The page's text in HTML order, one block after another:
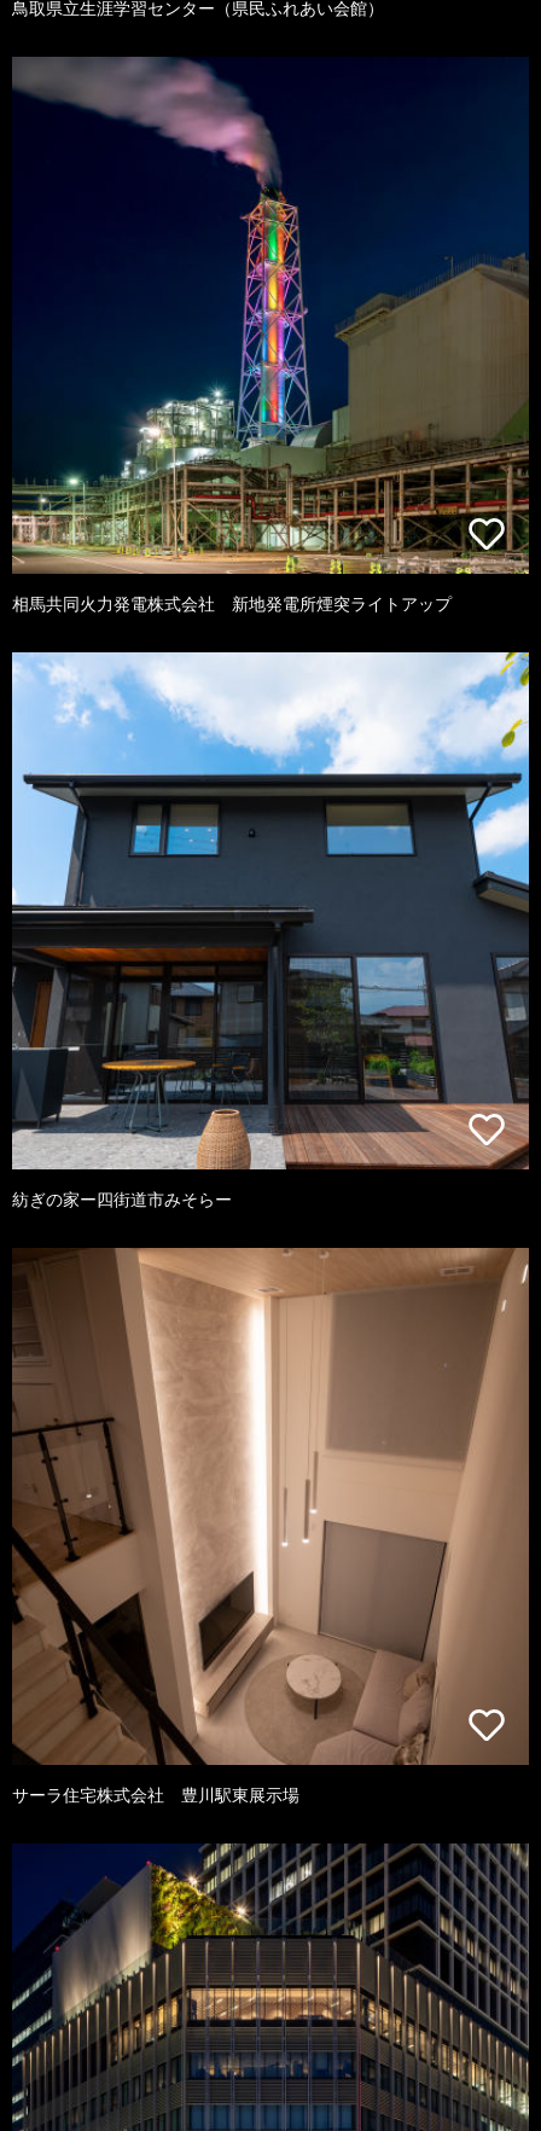
鳥取県立生涯学習センター（県民ふれあい会館）
相馬共同火力発電株式会社 新地発電所煙突ライトアップ
紡ぎの家ー四街道市みそらー
サーラ住宅株式会社 豊川駅東展示場